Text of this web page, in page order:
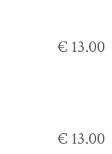
€ 13.00
€ 13.00